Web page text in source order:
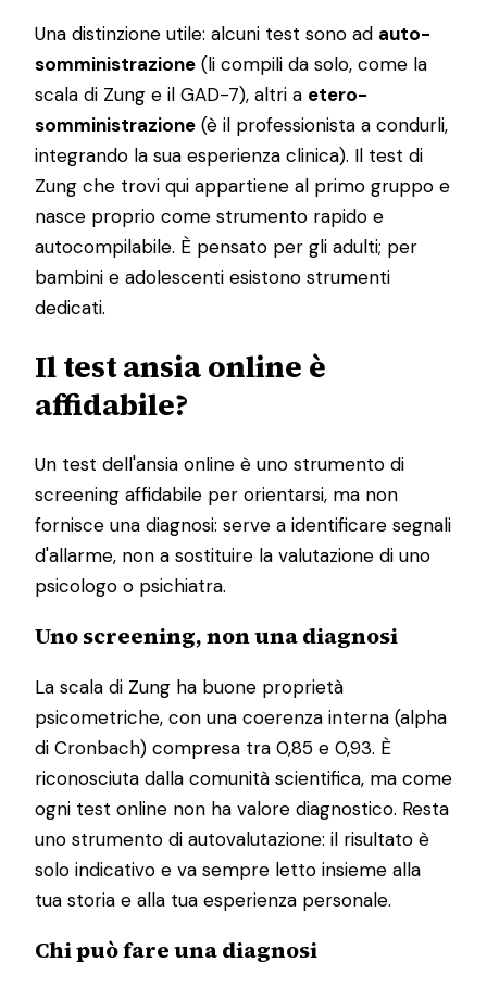
Una distinzione utile: alcuni test sono ad auto-
somministrazione (li compili da solo, come la
scala di Zung e il GAD-7), altri a etero-
somministrazione (è il professionista a condurli,
integrando la sua esperienza clinica). Il test di
Zung che trovi qui appartiene al primo gruppo e
nasce proprio come strumento rapido e
autocompilabile. È pensato per gli adulti; per
bambini e adolescenti esistono strumenti
dedicati.
Il test ansia online è
affidabile?
Un test dell'ansia online è uno strumento di
screening affidabile per orientarsi, ma non
fornisce una diagnosi: serve a identificare segnali
d'allarme, non a sostituire la valutazione di uno
psicologo o psichiatra.
Uno screening, non una diagnosi
La scala di Zung ha buone proprietà
psicometriche, con una coerenza interna (alpha
di Cronbach) compresa tra 0,85 e 0,93. È
riconosciuta dalla comunità scientifica, ma come
ogni test online non ha valore diagnostico. Resta
uno strumento di autovalutazione: il risultato è
solo indicativo e va sempre letto insieme alla
tua storia e alla tua esperienza personale.
Chi può fare una diagnosi